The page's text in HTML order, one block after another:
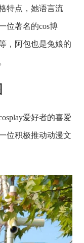
特点，她语言流
位著名的cos博
，阿包也是兔娘的
爱好者的喜爱
位积极推动动漫文